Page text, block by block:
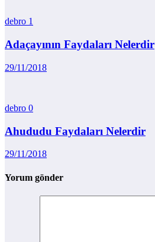
debro 1
Adaçayının Faydaları Nelerdir
29/11/2018
debro 0
Ahududu Faydaları Nelerdir
29/11/2018
Yorum gönder